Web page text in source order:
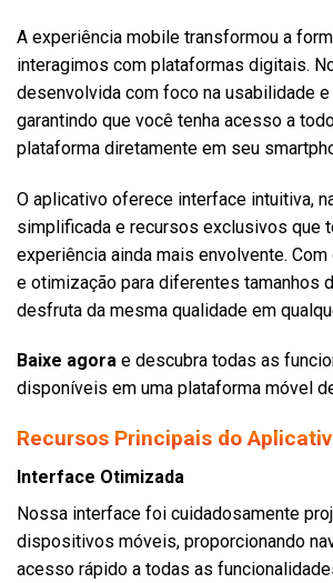
A experiência mobile transformou a
interagimos com plataformas digitais.
desenvolvida com foco na usabilidade
garantindo que você tenha acesso a
plataforma diretamente em seu
O aplicativo oferece interface intuitiva,
simplificada e recursos exclusivos que
experiência ainda mais envolvente.
e otimização para diferentes tamanhos
desfruta da mesma qualidade em
Baixe agora e descubra todas as
disponíveis em uma plataforma móvel
Recursos Principais do
Interface Otimizada
Nossa interface foi cuidadosamente
dispositivos móveis, proporcionando
acesso rápido a todas as